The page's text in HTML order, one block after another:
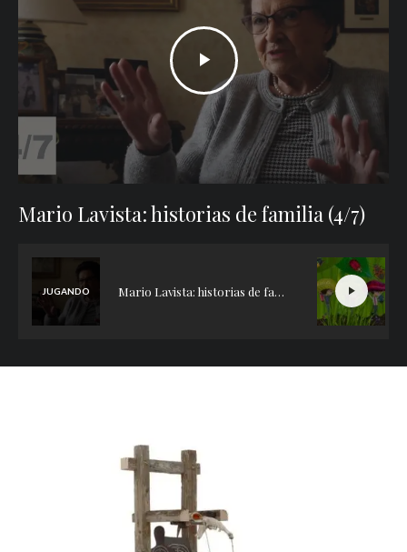
Mario Lavista: historias de familia (4/7)
JUGANDO Mario Lavista: historias de familia (4/7)